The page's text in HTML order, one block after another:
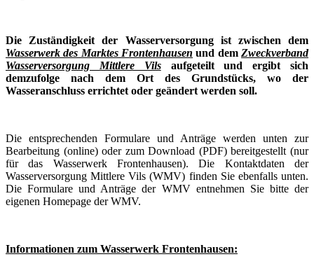
Die Zuständigkeit der Wasserversorgung ist zwischen dem
Wasserwerk des Marktes Frontenhausen und dem Zweckverband
Wasserversorgung Mittlere Vilsaufgeteilt und ergibt sich
demzufolge nach dem Ort des Grundstücks, wo der
Wasseranschluss errichtet oder geändert werden soll.
Die entsprechenden Formulare und Anträge werden unten zur
Bearbeitung (online) oder zum Download (PDF) bereitgestellt (nur
für das Wasserwerk Frontenhausen). Die Kontaktdaten der
Wasserversorgung Mittlere Vils (WMV) finden Sie ebenfalls unten.
Die Formulare und Anträge der WMV entnehmen Sie bitte der
eigenen Homepage der WMV.
Informationen zum Wasserwerk Frontenhausen: